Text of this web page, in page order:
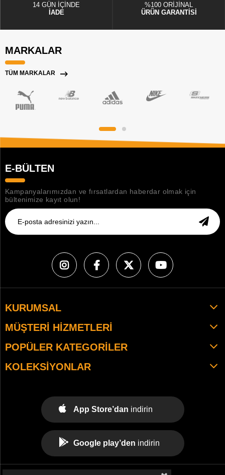
14 GÜN İÇİNDE
İADE
%100 ORİJİNAL
ÜRÜN GARANTİSİ
MARKALAR
TÜM MARKALAR
E-BÜLTEN
Kampanyalarımızdan ve fırsatlardan haberdar olmak için
bültenimize kayıt olun!
KURUMSAL
MÜŞTERI HIZMETLERI
POPÜLER KATEGORILER
KOLEKSIYONLAR
App Store’dan indirin
Google play’den indirin